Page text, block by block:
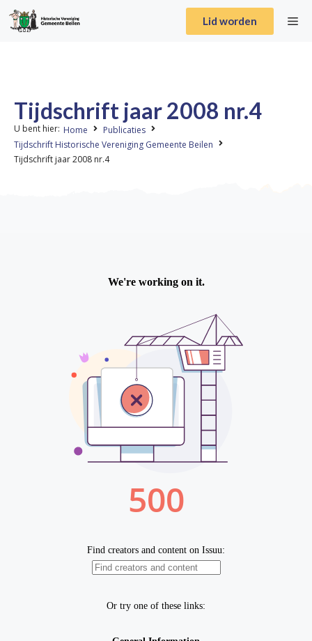
Lid worden
Tijdschrift jaar 2008 nr.4
U bent hier: Home
Publicaties
Tijdschrift Historische Vereniging Gemeente Beilen
Tijdschrift jaar 2008 nr.4